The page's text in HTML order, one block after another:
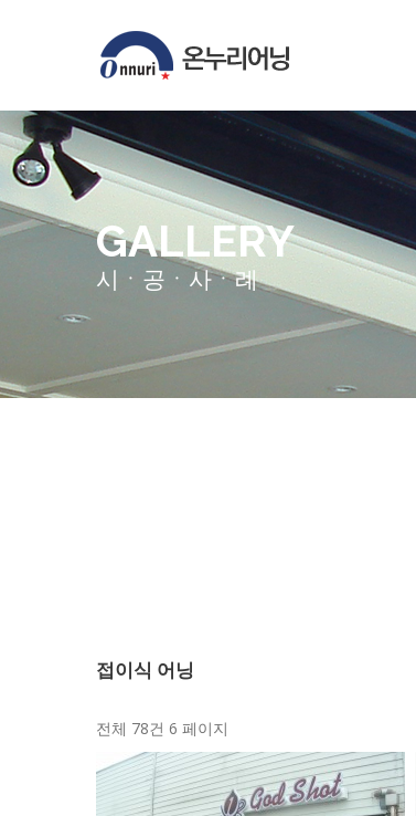
GALLERY
시ㆍ공ㆍ사ㆍ례
접이식 어닝
전체 78건 6 페이지